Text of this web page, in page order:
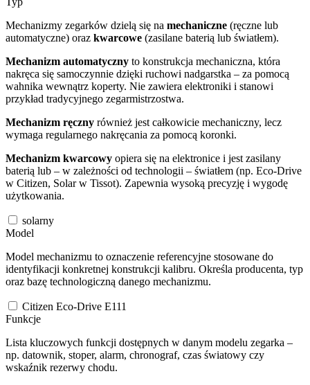
Mechanizmy zegarków dzielą się na mechaniczne (ręczne lub
automatyczne) oraz kwarcowe (zasilane baterią lub światłem).
Mechanizm automatyczny to konstrukcja mechaniczna, która
nakręca się samoczynnie dzięki ruchowi nadgarstka – za pomocą
wahnika wewnątrz koperty. Nie zawiera elektroniki i stanowi
przykład tradycyjnego zegarmistrzostwa.
Mechanizm ręczny również jest całkowicie mechaniczny, lecz
wymaga regularnego nakręcania za pomocą koronki.
Mechanizm kwarcowy opiera się na elektronice i jest zasilany
baterią lub – w zależności od technologii – światłem (np. Eco-Drive
w Citizen, Solar w Tissot). Zapewnia wysoką precyzję i wygodę
użytkowania.
solarny
Model
Model mechanizmu to oznaczenie referencyjne stosowane do
identyfikacji konkretnej konstrukcji kalibru. Określa producenta, typ
oraz bazę technologiczną danego mechanizmu.
Citizen Eco-Drive E111
Funkcje
Lista kluczowych funkcji dostępnych w danym modelu zegarka –
np. datownik, stoper, alarm, chronograf, czas światowy czy
wskaźnik rezerwy chodu.